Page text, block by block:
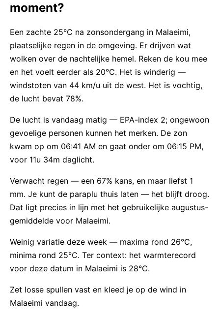
moment?
Een zachte 25°C na zonsondergang in Malaeimi,
plaatselijke regen in de omgeving. Er drijven wat
wolken over de nachtelijke hemel. Reken de kou mee
en het voelt eerder als 20°C. Het is winderig —
windstoten van 44 km/u uit de west. Het is vochtig,
de lucht bevat 78%.
De lucht is vandaag matig — EPA-index 2; ongewoon
gevoelige personen kunnen het merken. De zon
kwam op om 06:41 AM en gaat onder om 06:15 PM,
voor 11u 34m daglicht.
Verwacht regen — een 67% kans, en maar liefst 1
mm. Je kunt de paraplu thuis laten — het blijft droog.
Dat ligt precies in lijn met het gebruikelijke augustus-
gemiddelde voor Malaeimi.
Weinig variatie deze week — maxima rond 26°C,
minima rond 25°C. Ter context: het warmterecord
voor deze datum in Malaeimi is 28°C.
Zet losse spullen vast en kleed je op de wind in
Malaeimi vandaag.